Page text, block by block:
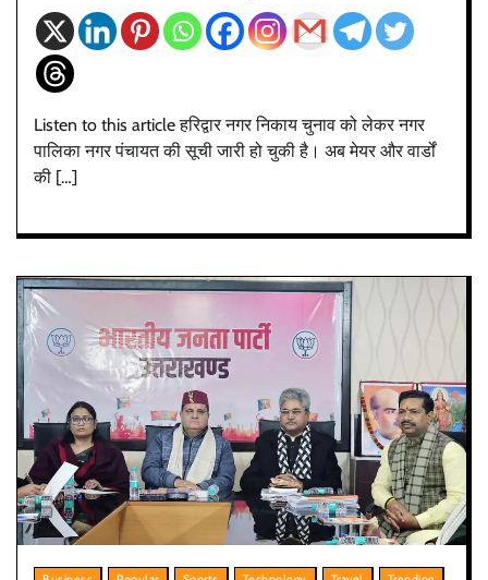
Listen to this article हरिद्वार नगर निकाय चुनाव को लेकर नगर
पालिका नगर पंचायत की सूची जारी हो चुकी है‌। अब मेयर और वार्डों
की […]